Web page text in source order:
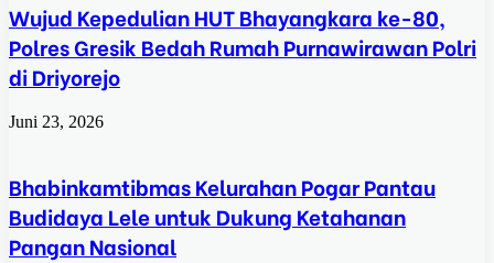
Wujud Kepedulian HUT Bhayangkara ke-80,
Polres Gresik Bedah Rumah Purnawirawan Polri
di Driyorejo
Juni 23, 2026
Bhabinkamtibmas Kelurahan Pogar Pantau
Budidaya Lele untuk Dukung Ketahanan
Pangan Nasional